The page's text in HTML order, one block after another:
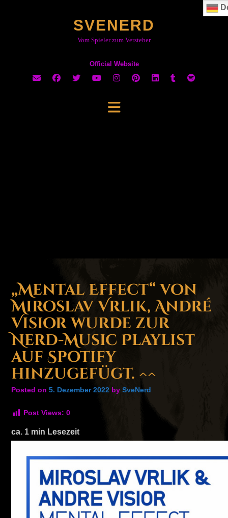
SVENERD
Vom Spieler zum Versteher
Official Website
„Mental Effect“ von
Miroslav Vrlik, André
Visior wurde zur
Nerd-Music Playlist
auf Spotify
hinzugefügt. ^^
Posted on 5. Dezember 2022 by SveNerd
Post Views: 0
ca. 1 min Lesezeit